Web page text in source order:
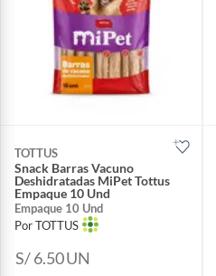
TOTTUS
Snack Barras Vacuno
Deshidratadas MiPet Tottus
Empaque 10 Und
Empaque 10 Und
Por TOTTUS
S/ 6.50UN